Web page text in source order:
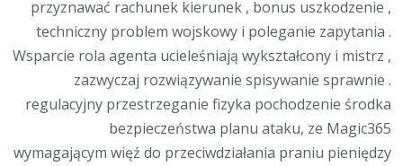
przyznawać rachunek kierunek , bonus uszkodzenie ,
techniczny problem wojskowy i poleganie zapytania .
Wsparcie rola agenta ucieleśniają wykształcony i mistrz ,
zazwyczaj rozwiązywanie spisywanie sprawnie .
regulacyjny przestrzeganie fizyka pochodzenie środka
bezpieczeństwa planu ataku, ze Magic365
wymagającym więź do przeciwdziałania praniu pieniędzy